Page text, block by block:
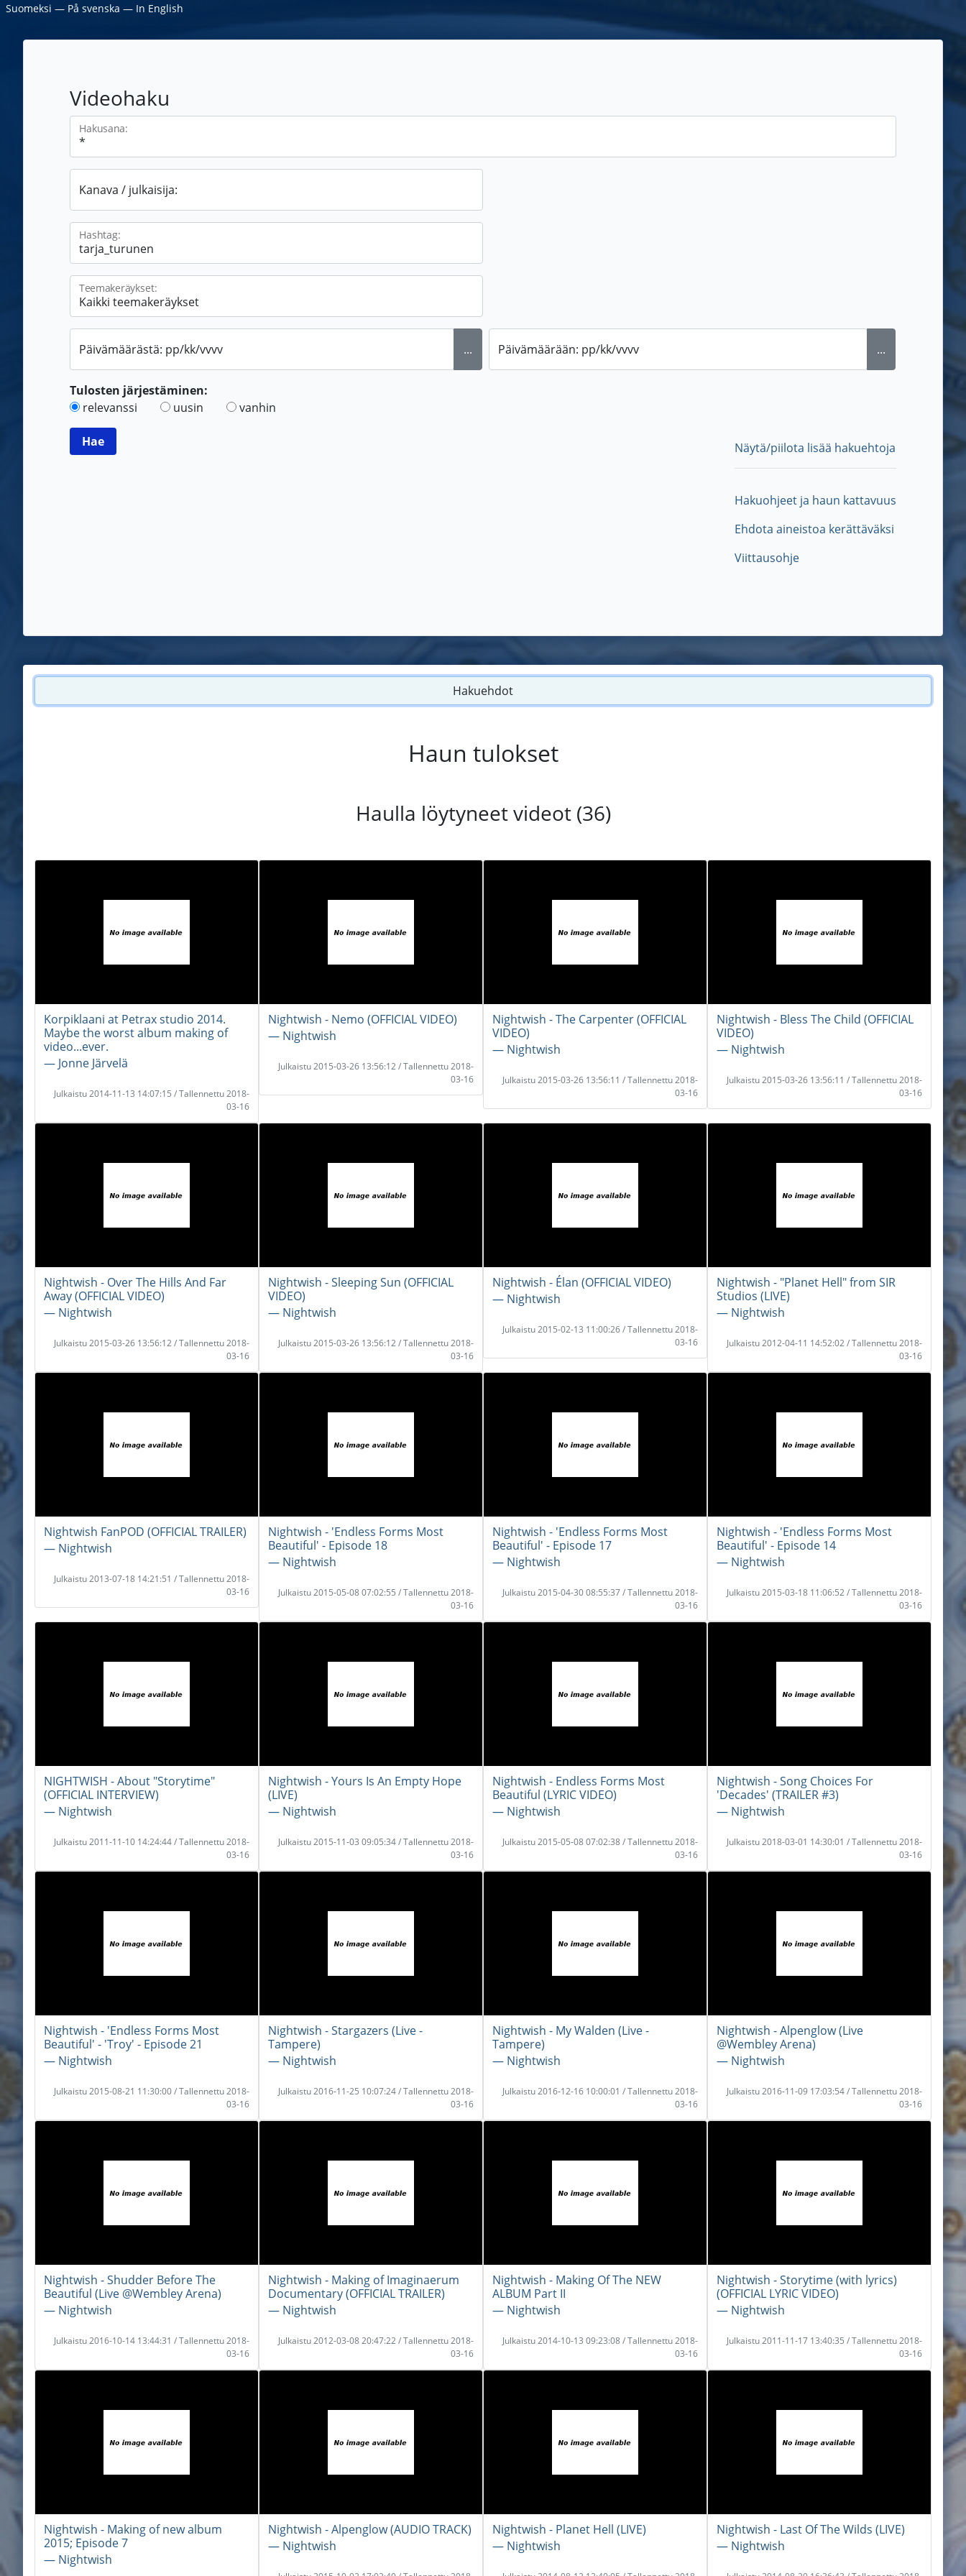
Suomeksi ― På svenska ― In English
Videohaku
Hakusana:
Kanava / julkaisija:
Hashtag:
Teemakeräykset:
Päivämäärästä: pp/kk/vvvv ... Päivämäärään: pp/kk/vvvv ...
Tulosten järjestäminen:
relevanssi
uusin vanhin
Näytä/piilota lisää hakuehtoja
Hakuohjeet ja haun kattavuus
Ehdota aineistoa kerättäväksi
Viittausohje
Hakuehdot
Haun tulokset
Haulla löytyneet videot (36)
Korpiklaani at Petrax studio 2014.
Maybe the worst album making of
video...ever.
― Jonne Järvelä
Julkaistu 2014-11-13 14:07:15 / Tallennettu 2018-
03-16
Nightwish - Nemo (OFFICIAL VIDEO)
― Nightwish
Julkaistu 2015-03-26 13:56:12 / Tallennettu 2018-
03-16
Nightwish - The Carpenter (OFFICIAL
VIDEO)
― Nightwish
Julkaistu 2015-03-26 13:56:11 / Tallennettu 2018-
03-16
Nightwish - Bless The Child (OFFICIAL
VIDEO)
― Nightwish
Julkaistu 2015-03-26 13:56:11 / Tallennettu 2018-
03-16
Nightwish - Over The Hills And Far
Away (OFFICIAL VIDEO)
― Nightwish
Julkaistu 2015-03-26 13:56:12 / Tallennettu 2018-
03-16
Nightwish - Sleeping Sun (OFFICIAL
VIDEO)
― Nightwish
Julkaistu 2015-03-26 13:56:12 / Tallennettu 2018-
03-16
Nightwish - Élan (OFFICIAL VIDEO)
― Nightwish
Julkaistu 2015-02-13 11:00:26 / Tallennettu 2018-
03-16
Nightwish - "Planet Hell" from SIR
Studios (LIVE)
― Nightwish
Julkaistu 2012-04-11 14:52:02 / Tallennettu 2018-
03-16
Nightwish FanPOD (OFFICIAL TRAILER)
― Nightwish
Julkaistu 2013-07-18 14:21:51 / Tallennettu 2018-
03-16
Nightwish - 'Endless Forms Most
Beautiful' - Episode 18
― Nightwish
Julkaistu 2015-05-08 07:02:55 / Tallennettu 2018-
03-16
Nightwish - 'Endless Forms Most
Beautiful' - Episode 17
― Nightwish
Julkaistu 2015-04-30 08:55:37 / Tallennettu 2018-
03-16
Nightwish - 'Endless Forms Most
Beautiful' - Episode 14
― Nightwish
Julkaistu 2015-03-18 11:06:52 / Tallennettu 2018-
03-16
NIGHTWISH - About "Storytime"
(OFFICIAL INTERVIEW)
― Nightwish
Julkaistu 2011-11-10 14:24:44 / Tallennettu 2018-
03-16
Nightwish - Yours Is An Empty Hope
(LIVE)
― Nightwish
Julkaistu 2015-11-03 09:05:34 / Tallennettu 2018-
03-16
Nightwish - Endless Forms Most
Beautiful (LYRIC VIDEO)
― Nightwish
Julkaistu 2015-05-08 07:02:38 / Tallennettu 2018-
03-16
Nightwish - Song Choices For
'Decades' (TRAILER #3)
― Nightwish
Julkaistu 2018-03-01 14:30:01 / Tallennettu 2018-
03-16
Nightwish - 'Endless Forms Most
Beautiful' - 'Troy' - Episode 21
― Nightwish
Julkaistu 2015-08-21 11:30:00 / Tallennettu 2018-
03-16
Nightwish - Stargazers (Live -
Tampere)
― Nightwish
Julkaistu 2016-11-25 10:07:24 / Tallennettu 2018-
03-16
Nightwish - My Walden (Live -
Tampere)
― Nightwish
Julkaistu 2016-12-16 10:00:01 / Tallennettu 2018-
03-16
Nightwish - Alpenglow (Live
@Wembley Arena)
― Nightwish
Julkaistu 2016-11-09 17:03:54 / Tallennettu 2018-
03-16
Nightwish - Shudder Before The
Beautiful (Live @Wembley Arena)
― Nightwish
Julkaistu 2016-10-14 13:44:31 / Tallennettu 2018-
03-16
Nightwish - Making of Imaginaerum
Documentary (OFFICIAL TRAILER)
― Nightwish
Julkaistu 2012-03-08 20:47:22 / Tallennettu 2018-
03-16
Nightwish - Making Of The NEW
ALBUM Part II
― Nightwish
Julkaistu 2014-10-13 09:23:08 / Tallennettu 2018-
03-16
Nightwish - Storytime (with lyrics)
(OFFICIAL LYRIC VIDEO)
― Nightwish
Julkaistu 2011-11-17 13:40:35 / Tallennettu 2018-
03-16
Nightwish - Making of new album
2015; Episode 7
― Nightwish
Nightwish - Alpenglow (AUDIO TRACK)
― Nightwish
Nightwish - Planet Hell (LIVE)
― Nightwish
Nightwish - Last Of The Wilds (LIVE)
― Nightwish